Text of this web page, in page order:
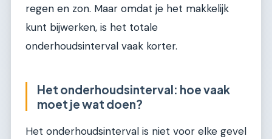
regen en zon. Maar omdat je het makkelijk
kunt bijwerken, is het totale
onderhoudsinterval vaak korter.
Het onderhoudsinterval: hoe vaak
moet je wat doen?
Het onderhoudsinterval is niet voor elke gevel